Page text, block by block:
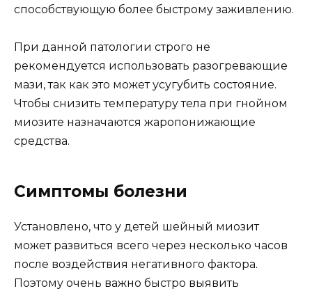
способствующую более быстрому заживлению.
При данной патологии строго не
рекомендуется использовать разогревающие
мази, так как это может усугубить состояние.
Чтобы снизить температуру тела при гнойном
миозите назначаются жаропонижающие
средства.
Симптомы болезни
Установлено, что у детей шейный миозит
может развиться всего через несколько часов
после воздействия негативного фактора.
Поэтому очень важно быстро выявить